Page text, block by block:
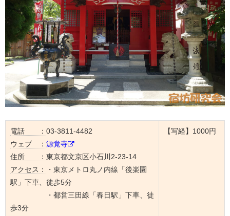
電話 ： 03-3811-4482
ウェブ ： 源覚寺
住所 ： 東京都文京区小石川2-23-14
アクセス：
・東京メトロ丸ノ内線「後楽園
駅」下車、徒歩5分
・都営三田線「春日駅」下車、徒
歩3分
【写経】1000円